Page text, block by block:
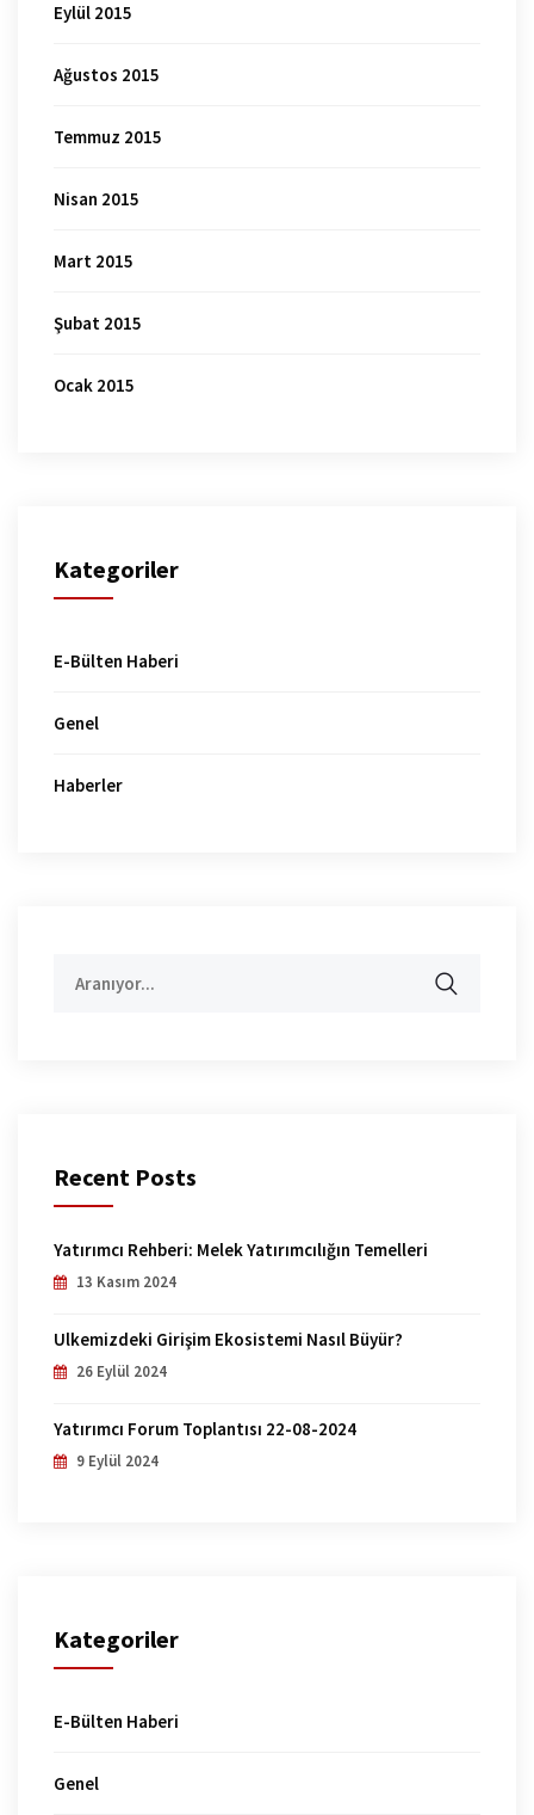
Eylül 2015
Ağustos 2015
Temmuz 2015
Nisan 2015
Mart 2015
Şubat 2015
Ocak 2015
Kategoriler
E-Bülten Haberi
Genel
Haberler
Recent Posts
Yatırımcı Rehberi: Melek Yatırımcılığın Temelleri
13 Kasım 2024
Ülkemizdeki Girişim Ekosistemi Nasıl Büyür?
26 Eylül 2024
Yatırımcı Forum Toplantısı 22-08-2024
9 Eylül 2024
Kategoriler
E-Bülten Haberi
Genel